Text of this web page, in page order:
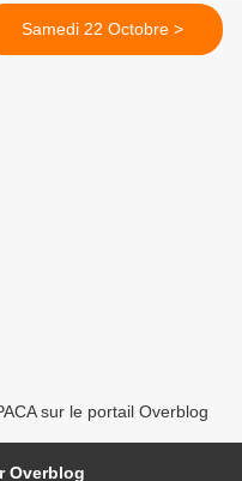
Samedi 22 Octobre >
sur le portail Overblog
Overblog